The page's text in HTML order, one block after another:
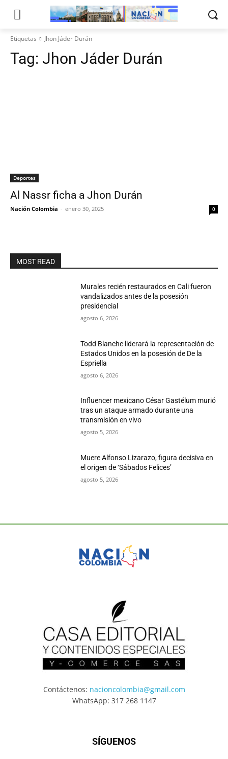
Etiquetas Jhon Jáder Durán
Tag: Jhon Jáder Durán
Deportes
Al Nassr ficha a Jhon Durán
Nación Colombia - enero 30, 2025 0
MOST READ
Murales recién restaurados en Cali fueron
vandalizados antes de la posesión
presidencial
agosto 6, 2026
Todd Blanche liderará la representación de
Estados Unidos en la posesión de De la
Espriella
agosto 6, 2026
Influencer mexicano César Gastélum murió
tras un ataque armado durante una
transmisión en vivo
agosto 5, 2026
Muere Alfonso Lizarazo, figura decisiva en
el origen de ‘Sábados Felices’
agosto 5, 2026
Contáctenos: nacioncolombia@gmail.com
WhatsApp: 317 268 1147
SÍGUENOS